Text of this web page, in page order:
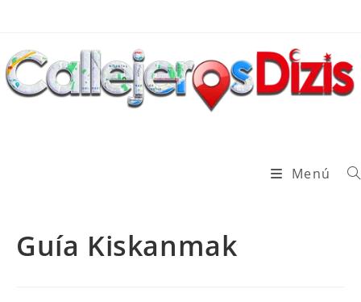
contenido
Menú
Guía Kiskanmak